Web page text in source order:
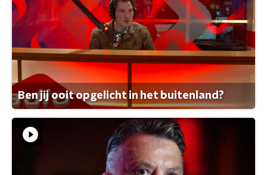
Ben jij ooit opgelicht in het buitenland?